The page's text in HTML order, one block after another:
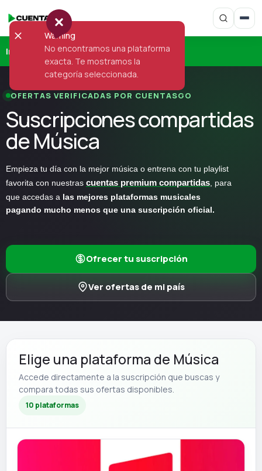
Inicio Música
OFERTAS VERIFICADAS POR CUENTASGO
Suscripciones compartidas
de Música
Empieza tu día con la mejor música o entrena con tu playlist
favorita con nuestras cuentas premium compartidas , para
que accedas a las mejores plataformas musicales
pagando mucho menos que una suscripción oficial.
Ofrecer tu suscripción
Ver ofertas de mi país
Elige una plataforma de Música
Accede directamente a la suscripción que buscas y
compara todas sus ofertas disponibles.
10 plataformas
Warning
No encontramos una plataforma
exacta. Te mostramos la
categoría seleccionada.